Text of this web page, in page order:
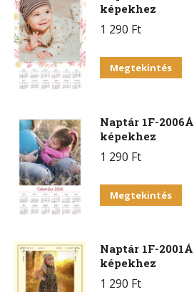
képekhez
1 290 Ft
Megtekintés
Naptár 1F-
képekhez
1 290 Ft
Megtekintés
Naptár 1F-
képekhez
1 290 Ft